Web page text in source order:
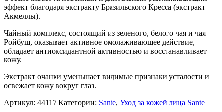
эффект благодаря экстракту Бразильского Кресса (экстракт
Акмеллы).
Чайный комплекс, состоящий из зеленого, белого чая и чая
Ройбуш, оказывает активное омолаживающее действие,
обладает антиоксидантной активностью и восстанавливает
кожу.
Экстракт очанки уменьшает видимые признаки усталости и
освежает кожу вокруг глаз.
Артикул: 44117 Категории: Sante, Уход за кожей лица Sante